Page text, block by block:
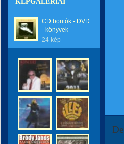
CD boritók - DVD
- könyvek
24 kép